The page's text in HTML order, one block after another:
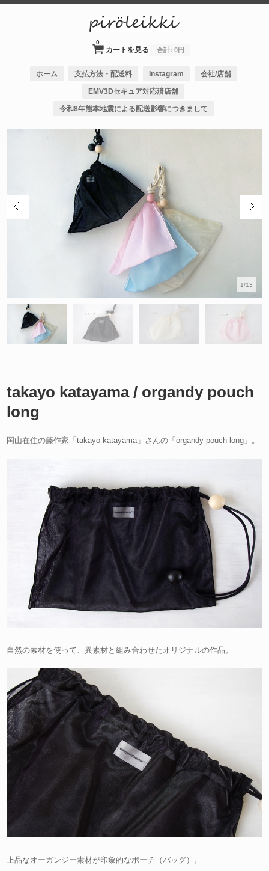
カートを見る
0
合計: 0円
ホーム 支払方法・配送料 Instagram 会社/店舗
EMV3Dセキュア対応済店舗
令和8年熊本地震による配送影響につきまして
1/13
takayo katayama / organdy pouch
long
岡山在住の籐作家「takayo katayama」さんの「organdy pouch long」。
自然の素材を使って、異素材と組み合わせたオリジナルの作品。
上品なオーガンジー素材が印象的なポーチ（バッグ）。